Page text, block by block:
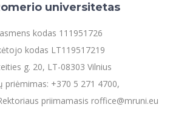
universitetas
kodas 111951726
kodas LT119517219
g. 20, LT-08303 Vilnius
priėmimas: +370 5 271 4700,
priimamasis roffice@mruni.eu